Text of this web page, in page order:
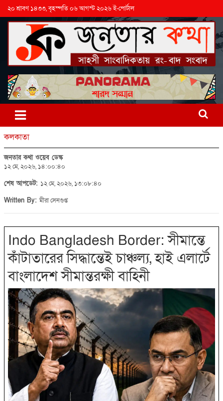
২০ শ্রাবণ ১৪৩৩, বৃহস্পতি ০৬ আগস্ট ২০২৬ ই-পোর্টাল
কলকাতা
জনতার কথা ওয়েব ডেস্ক
১২ মে, ২০২৬, ১৪:০০:৪০
শেষ আপডেট: ১২ মে, ২০২৬, ১৩:০৮:৪০
Written By:মীরা সেনগুপ্ত
Indo Bangladesh Border: সীমান্তে
কাঁটাতারের সিদ্ধান্তেই চাঞ্চল্য, হাই এলার্টে
বাংলাদেশ সীমান্তরক্ষী বাহিনী